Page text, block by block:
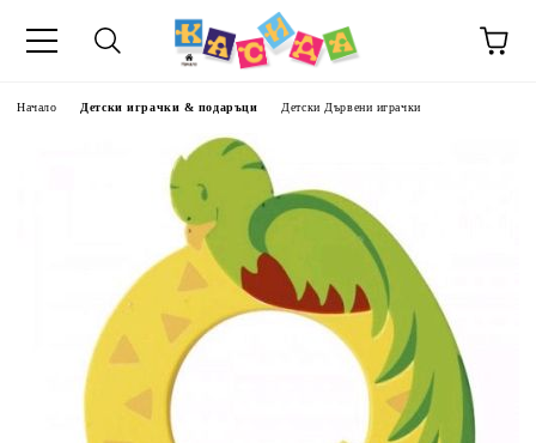
Начало Детски играчки & подаръци Детски Дървени играчки